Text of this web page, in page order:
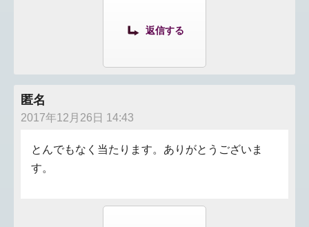
返信する
匿名
2017年12月26日 14:43
とんでもなく当たります。ありがとうございま
す。